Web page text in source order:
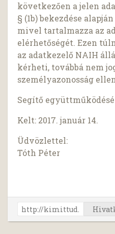
következően a jelen
§ (1b) bekezdése
mivel tartalmazza az
elérhetőségét. Ezen
az adatkezelő NAIH
kérheti, továbbá nem
személyazonosság
Segítő
Kelt: 2017. január 14.
Üdvözlettel:
Tóth Péter